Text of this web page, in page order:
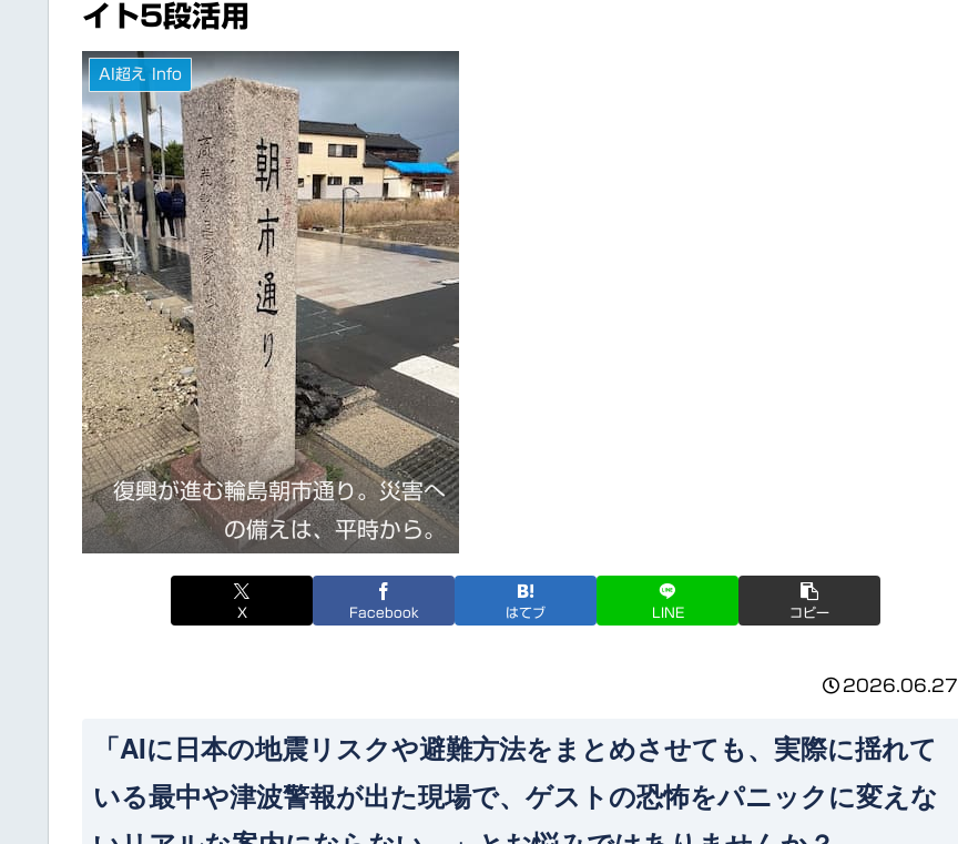
イト5段活用
AI超え Info
復興が進む輪島朝市通り。災害へ
の備えは、平時から。
X Facebook はてブ LINE コピー
2026.06.27
「AIに日本の地震リスクや避難方法をまとめさせても、実際に揺れて
いる最中や津波警報が出た現場で、ゲストの恐怖をパニックに変えな